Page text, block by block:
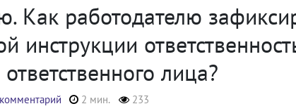
Как работодателю
инструкции
лица?
2 мин. 233